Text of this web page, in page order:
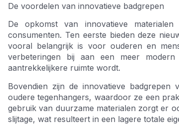
De voordelen van innovatieve badgrepen
De opkomst van innovatieve
consumenten. Ten eerste bieden deze
vooral belangrijk is voor ouderen en
verbeteringen bij aan een meer
aantrekkelijkere ruimte wordt.
Bovendien zijn de innovatieve
oudere tegenhangers, waardoor ze een
gebruik van duurzame materialen zorgt er
slijtage, wat resulteert in een lagere totale